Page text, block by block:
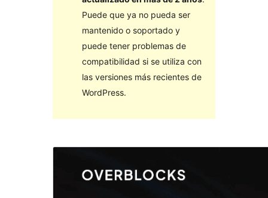
Puede que ya no pueda ser
mantenido o soportado y
puede tener problemas de
compatibilidad si se utiliza con
las versiones más recientes de
WordPress.